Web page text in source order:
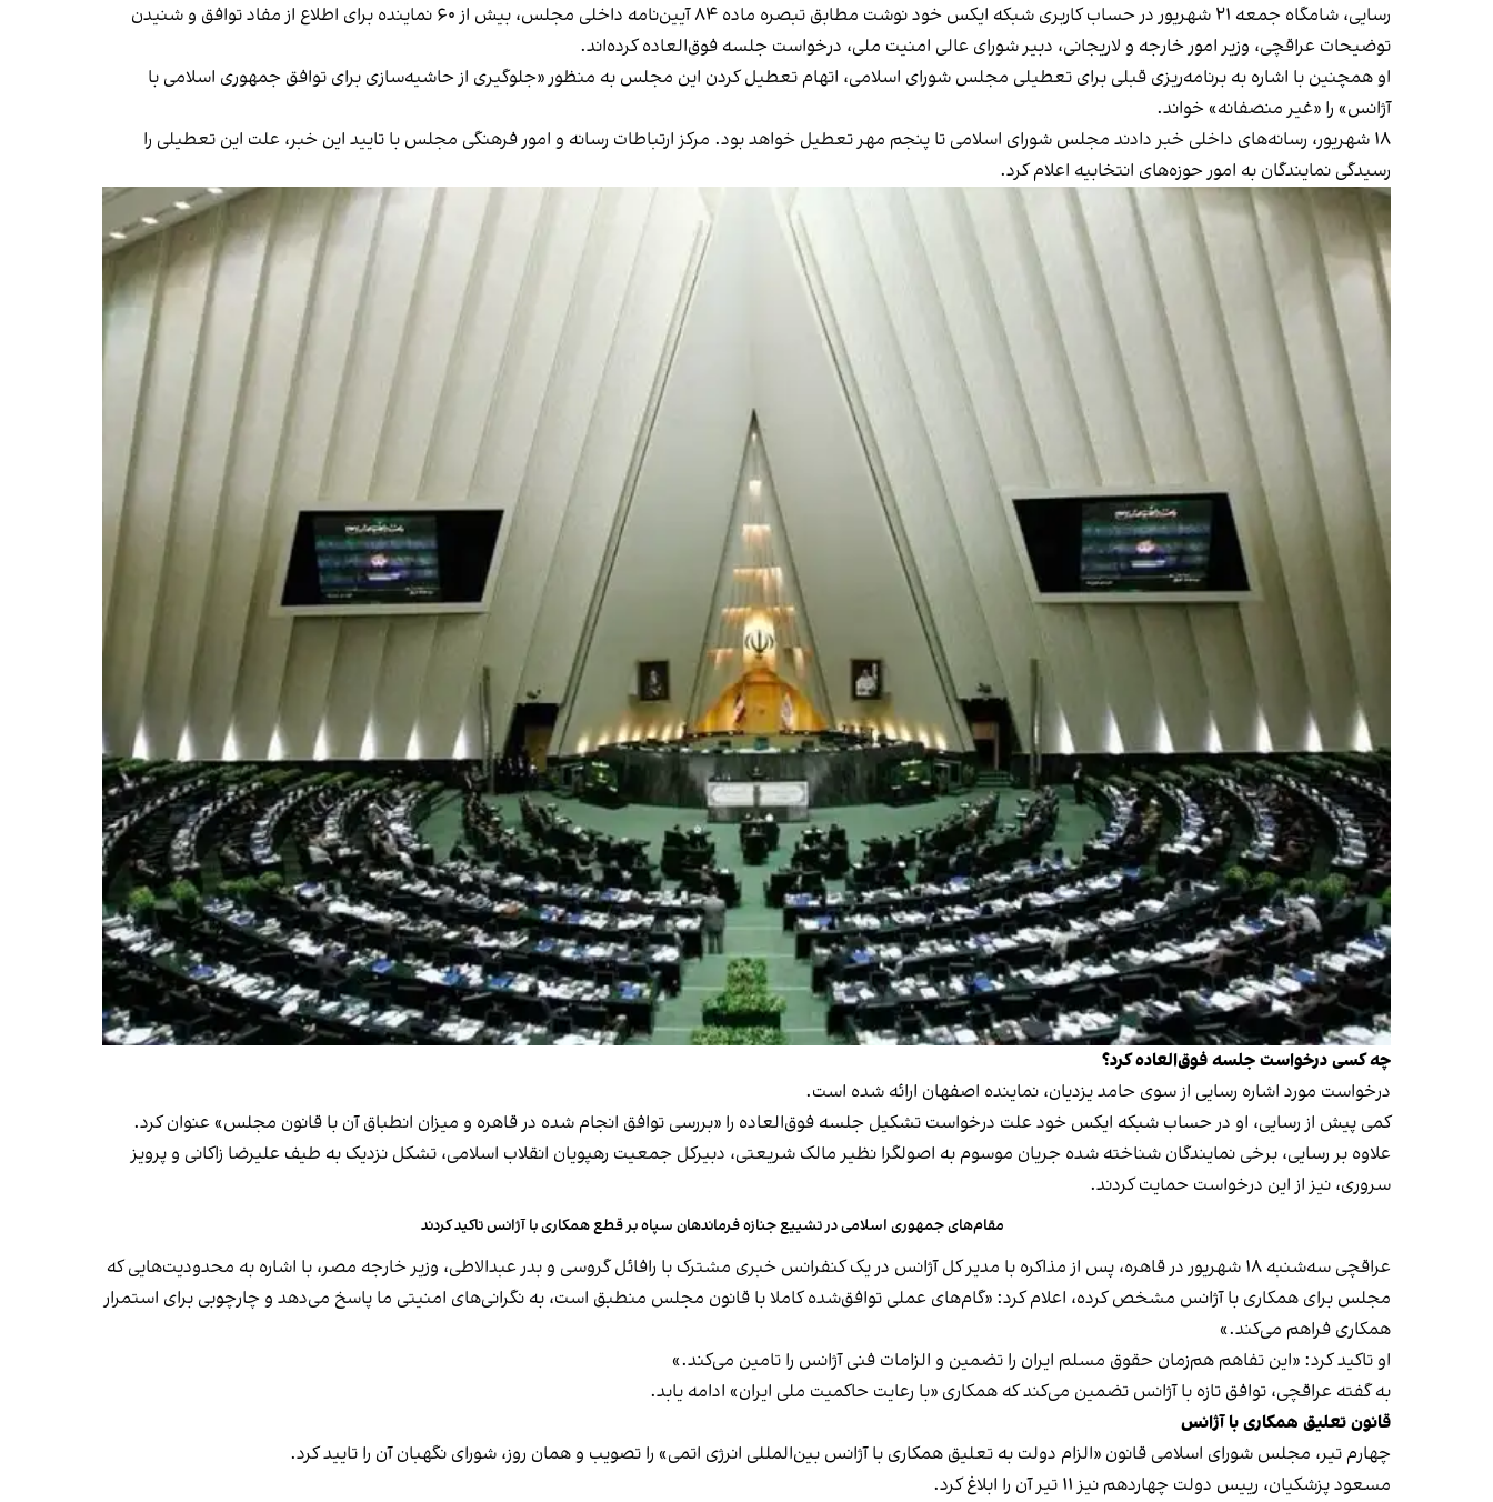
رسایی، شامگاه جمعه ۲۱ شهریور در حساب کاربری شبکه ایکس خود نوشت مطابق تبصره ماده ۸۴ آیین‌نامه داخلی مجلس، بیش از ۶۰ نماینده برای اطلاع از مفاد توافق و شنیدن
توضیحات عراقچی، وزیر امور خارجه و لاریجانی، دبیر شورای عالی امنیت ملی، درخواست جلسه فوق‌العاده کرده‌اند.
او همچنین با اشاره به برنامه‌ریزی قبلی برای تعطیلی مجلس شورای اسلامی، اتهام تعطیل کردن این مجلس به منظور «جلوگیری از حاشیه‌سازی برای توافق جمهوری اسلامی با
آژانس» را «غیر منصفانه» خواند.
۱۸ شهریور، رسانه‌های داخلی خبر دادند مجلس شورای اسلامی تا پنجم مهر تعطیل خواهد بود. مرکز ارتباطات رسانه و امور فرهنگی مجلس با تایید این خبر، علت این تعطیلی را
رسیدگی نمایندگان به امور حوزه‌های انتخابیه اعلام کرد.
چه کسی درخواست جلسه فوق‌العاده کرد؟
درخواست مورد اشاره رسایی از سوی حامد یزدیان، نماینده اصفهان ارائه شده است.
کمی پیش از رسایی، او در حساب شبکه ایکس خود علت درخواست تشکیل جلسه فوق‌العاده را «بررسی توافق انجام شده در قاهره و میزان انطباق آن با قانون مجلس» عنوان کرد.
علاوه بر رسایی، برخی نمایندگان شناخته شده جریان موسوم به اصولگرا نظیر مالک شریعتی، دبیرکل جمعیت رهپویان انقلاب اسلامی، تشکل نزدیک به طیف علیرضا زاکانی و پرویز
سروری، نیز از این درخواست حمایت کردند.
مقام‌های جمهوری اسلامی در تشییع جنازه فرماندهان سپاه بر قطع همکاری‌ با آژانس تاکید کردند
عراقچی سه‌شنبه ۱۸ شهریور در قاهره، پس از مذاکره با مدیر کل آژانس در یک کنفرانس خبری مشترک با رافائل گروسی و بدر عبدالاطی، وزیر خارجه مصر، با اشاره به محدودیت‌هایی که
مجلس برای همکاری با آژانس مشخص کرده، اعلام کرد: «گام‌های عملی توافق‌شده کاملا با قانون مجلس منطبق است، به نگرانی‌های امنیتی ما پاسخ می‌دهد و چارچوبی برای استمرار
همکاری فراهم می‌کند.»
او تاکید کرد: «این تفاهم هم‌زمان حقوق مسلم ایران را تضمین و الزامات فنی آژانس را تامین می‌کند.»
به گفته عراقچی، توافق تازه با آژانس تضمین می‌کند که همکاری «با رعایت حاکمیت ملی ایران» ادامه یابد.
قانون تعلیق همکاری با آژانس
چهارم تیر، مجلس شورای اسلامی قانون «الزام دولت به تعلیق همکاری با آژانس بین‌المللی انرژی اتمی» را تصویب و همان روز، شورای نگهبان آن را تایید کرد.
مسعود پزشکیان، رییس دولت چهاردهم نیز ۱۱ تیر آن را ابلاغ کرد.